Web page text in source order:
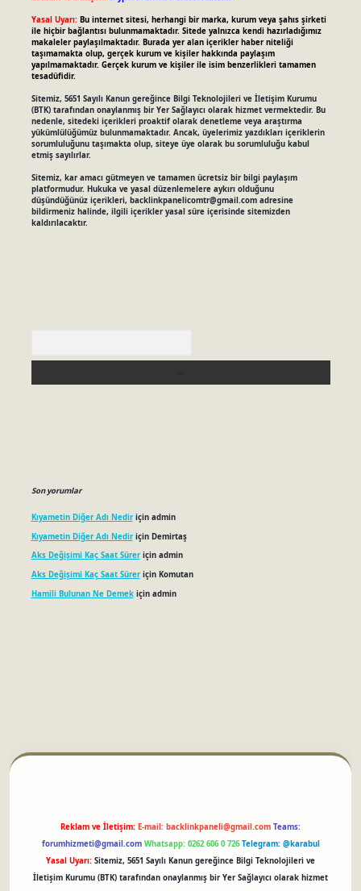
Yasal Uyarı: Bu internet sitesi, herhangi bir marka, kurum veya şahıs şirketi
ile hiçbir bağlantısı bulunmamaktadır. Sitede yalnızca kendi hazırladığımız
makaleler paylaşılmaktadır. Burada yer alan içerikler haber niteliği
taşımamakta olup, gerçek kurum ve kişiler hakkında paylaşım
yapılmamaktadır. Gerçek kurum ve kişiler ile isim benzerlikleri tamamen
tesadüfidir.
Sitemiz, 5651 Sayılı Kanun gereğince Bilgi Teknolojileri ve İletişim Kurumu
(BTK) tarafından onaylanmış bir Yer Sağlayıcı olarak hizmet vermektedir. Bu
nedenle, sitedeki içerikleri proaktif olarak denetleme veya araştırma
yükümlülüğümüz bulunmamaktadır. Ancak, üyelerimiz yazdıkları içeriklerin
sorumluluğunu taşımakta olup, siteye üye olarak bu sorumluluğu kabul
etmiş sayılırlar.
Sitemiz, kar amacı gütmeyen ve tamamen ücretsiz bir bilgi paylaşım
platformudur. Hukuka ve yasal düzenlemelere aykırı olduğunu
düşündüğünüz içerikleri, backlinkpanelicomtr@gmail.comadresine
bildirmeniz halinde, ilgili içerikler yasal süre içerisinde sitemizden
kaldırılacaktır.
Son yorumlar
Kıyametin Diğer Adı Nediriçin admin
Kıyametin Diğer Adı Nediriçin Demirtaş
Aks Değişimi Kaç Saat Süreriçin admin
Aks Değişimi Kaç Saat Süreriçin Komutan
Hamili Bulunan Ne Demekiçin admin
Reklam ve İletişim: E-mail: backlinkpaneli@gmail.com Teams:
forumhizmeti@gmail.com Whatsapp: 0262 606 0 726 Telegram: @karabul
Yasal Uyarı: Sitemiz, 5651 Sayılı Kanun gereğince Bilgi Teknolojileri ve
İletişim Kurumu (BTK) tarafından onaylanmış bir Yer Sağlayıcı olarak hizmet